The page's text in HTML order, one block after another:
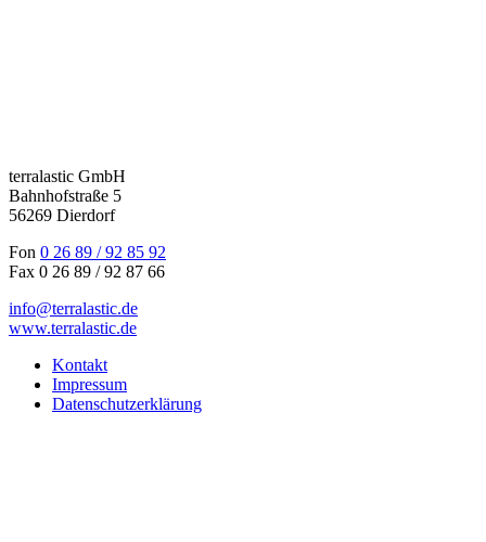
terralastic GmbH
Bahnhofstraße 5
56269 Dierdorf
Fon 0 26 89 / 92 85 92
Fax 0 26 89 / 92 87 66
info@terralastic.de
www.terralastic.de
Kontakt
Impressum
Datenschutzerklärung